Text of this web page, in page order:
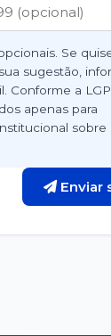
Se
sugestão,
Conforme a
apenas para
sobre
Enviar